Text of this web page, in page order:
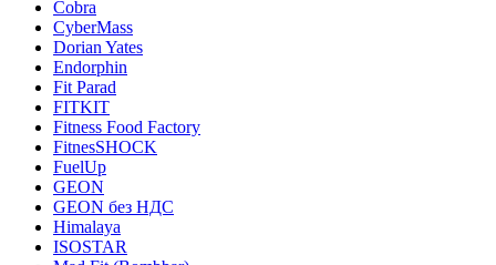
Cobra
CyberMass
Dorian Yates
Endorphin
Fit Parad
FITKIT
Fitness Food Factory
FitnesSHOCK
FuelUp
GEON
GEON без НДС
Himalaya
ISOSTAR